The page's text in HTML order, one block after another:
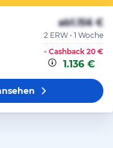
ab1.156 €
2 ERW • 1 Woche
- Cashback 20 €
1.136 €